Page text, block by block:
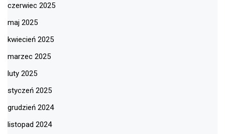
czerwiec 2025
maj 2025
kwiecień 2025
marzec 2025
luty 2025
styczeń 2025
grudzień 2024
listopad 2024